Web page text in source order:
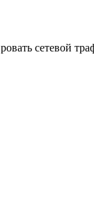
сетевой